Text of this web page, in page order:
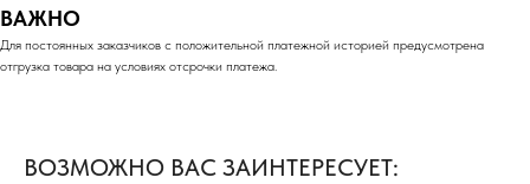
ВАЖНО
Для постоянных заказчиков с положительной платежной историей предусмотрена
отгрузка товара на условиях отсрочки платежа.
ВОЗМОЖНО ВАС ЗАИНТЕРЕСУЕТ: